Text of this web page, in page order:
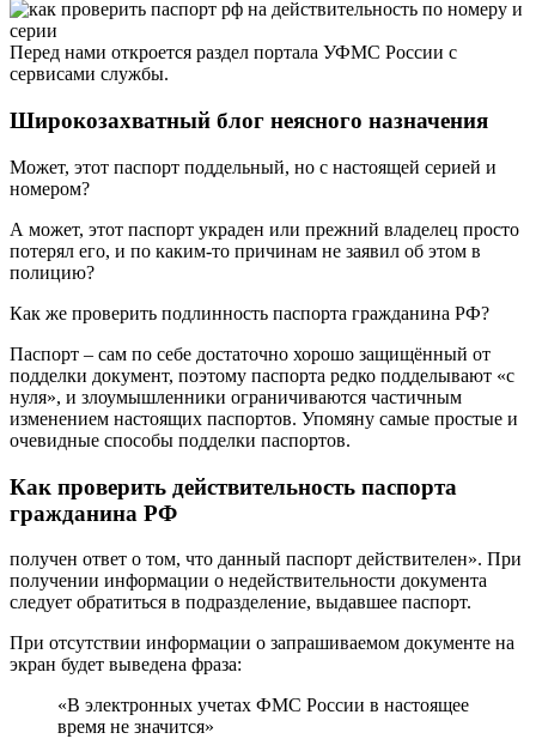
Перед нами откроется раздел портала УФМС России с
сервисами службы.
Широкозахватный блог неясного назначения
Может, этот паспорт поддельный, но с настоящей серией и
номером?
А может, этот паспорт украден или прежний владелец просто
потерял его, и по каким-то причинам не заявил об этом в
полицию?
Как же проверить подлинность паспорта гражданина РФ?
Паспорт – сам по себе достаточно хорошо защищённый от
подделки документ, поэтому паспорта редко подделывают «с
нуля», и злоумышленники ограничиваются частичным
изменением настоящих паспортов. Упомяну самые простые и
очевидные способы подделки паспортов.
Как проверить действительность паспорта
гражданина РФ
получен ответ о том, что данный паспорт действителен». При
получении информации о недействительности документа
следует обратиться в подразделение, выдавшее паспорт.
При отсутствии информации о запрашиваемом документе на
экран будет выведена фраза:
«В электронных учетах ФМС России в настоящее
время не значится»